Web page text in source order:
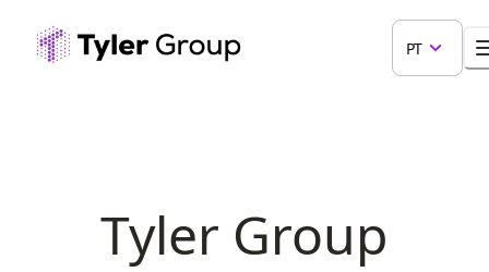
PT
Tyler Group